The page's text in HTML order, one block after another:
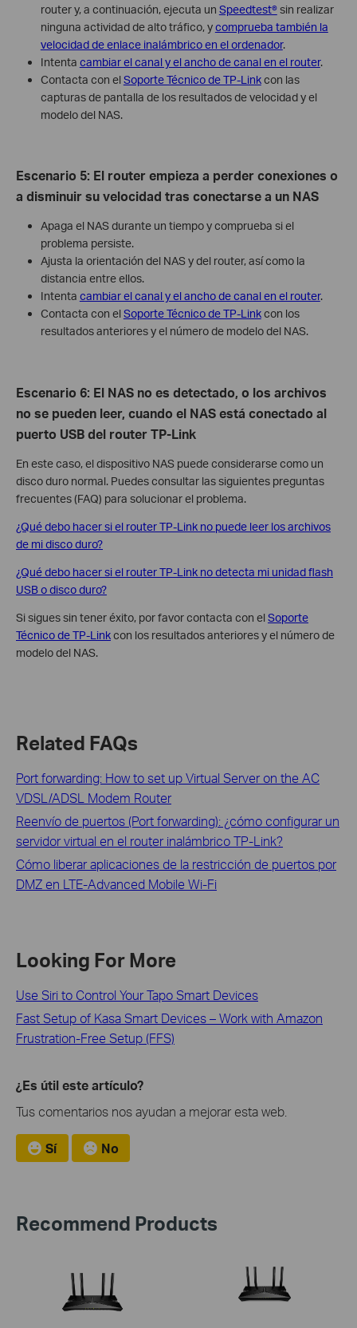
router y, a continuación, ejecuta un Speedtest®sin realizar
ninguna actividad de alto tráfico, ycomprueba también la
velocidad de enlace inalámbrico en el ordenador.
Intenta cambiar el canal y el ancho de canal en el router.
Contacta con el Soporte Técnico de TP-Linkcon las
capturas de pantalla de los resultados de velocidad y el
modelo del NAS.
Escenario 5: El router empieza a perder conexiones o
a disminuir su velocidad tras conectarse a un NAS
Apaga el NAS durante un tiempo y comprueba si el
problema persiste.
Ajusta la orientación del NAS y del router, así como la
distancia entre ellos.
Intenta cambiar el canal y el ancho de canal en el router.
Contacta con el Soporte Técnico de TP-Linkcon los
resultados anteriores y el número de modelo del NAS.
Escenario 6: El NAS no es detectado, o los archivos
no se pueden leer, cuando el NAS está conectado al
puerto USB del router TP-Link
En este caso, el dispositivo NAS puede considerarse como un
disco duro normal. Puedes consultar las siguientes preguntas
frecuentes (FAQ) para solucionar el problema.
¿Qué debo hacer si el router TP-Link no puede leer los archivos
de mi disco duro?
¿Qué debo hacer si el router TP-Link no detecta mi unidad flash
USB o disco duro?
Si sigues sin tener éxito, por favor contacta con el Soporte
Técnico de TP-Linkcon los resultados anteriores y el número de
modelo del NAS.
Related FAQs
Port forwarding: How to set up Virtual Server on the AC
VDSL/ADSL Modem Router
Reenvío de puertos (Port forwarding): ¿cómo configurar un
servidor virtual en el router inalámbrico TP-Link?
Cómo liberar aplicaciones de la restricción de puertos por
DMZ en LTE-Advanced Mobile Wi-Fi
Looking For More
Use Siri to Control Your Tapo Smart Devices
Fast Setup of Kasa Smart Devices – Work with Amazon
Frustration-Free Setup (FFS)
¿Es útil este artículo?
Tus comentarios nos ayudan a mejorar esta web.
Sí No
Recommend Products